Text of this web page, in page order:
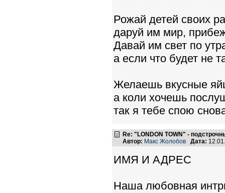
Рожай детей своих
даруй им мир,
Давай им свет по
а если что будет не
Желаешь вкусные
а коли хочешь
так я тебе спою
Re: "LONDON TOWN" -
Автор: Макс Жолобов Дата:
ИМЯ И АДРЕС
Наша любовная